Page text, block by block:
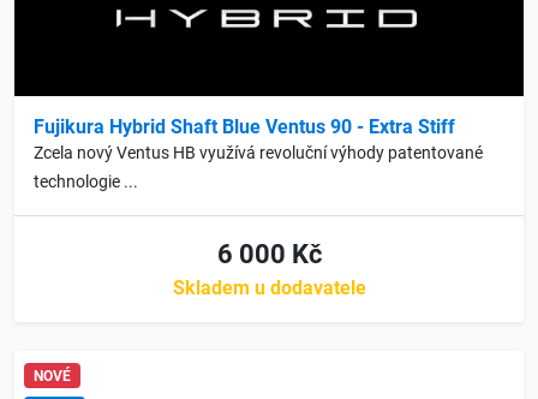
Fujikura Hybrid Shaft Blue Ventus 90 - Extra Stiff
Zcela nový Ventus HB využívá revoluční výhody patentované
technologie ...
6 000 Kč
Skladem u dodavatele
NOVÉ